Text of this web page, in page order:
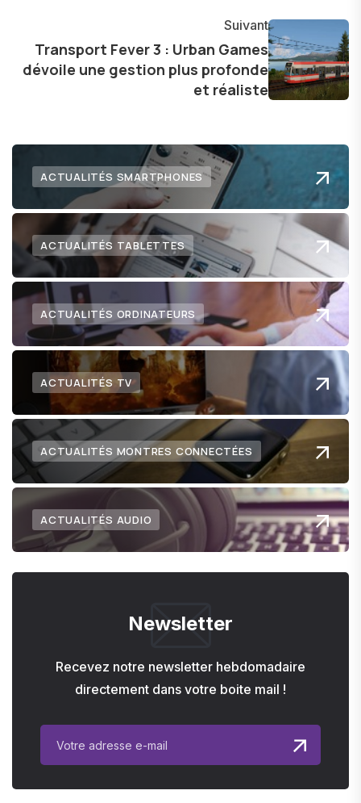
l'exploration constante des frontières de la
technologie me permet de présenter aux
lecteurs un aperçu captivant de ce que le futur
Suivant
Transport Fever 3 : Urban Games
dévoile une gestion plus profonde
et réaliste
ACTUALITÉS SMARTPHONES
ACTUALITÉS TABLETTES
ACTUALITÉS ORDINATEURS
ACTUALITÉS TV
ACTUALITÉS MONTRES CONNECTÉES
ACTUALITÉS AUDIO
Newsletter
Recevez notre newsletter hebdomadaire
directement dans votre boite mail !